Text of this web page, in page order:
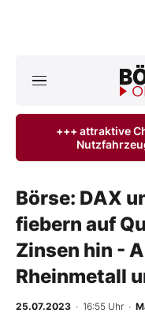
ktuelle
Anlageprodukte
Finanz-Check
Abo & Shop
BO-Musterdepots
+++ attraktive
Börse: DAX
fiebern auf
Zinsen hin -
Rheinmetall
25.07.2023 · 16:55 Uhr ·